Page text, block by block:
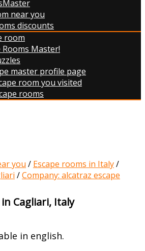
near you
discounts
room
Rooms Master!
master profile page
room you visited
rooms
you / Escape rooms in Italy/
/Company: alcatraz escape
Cagliari, Italy
in english.